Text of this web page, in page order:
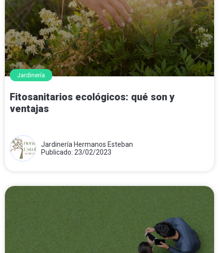
Jardinería
Fitosanitarios ecológicos: qué son y
ventajas
Jardinería Hermanos Esteban
Publicado: 23/02/2023